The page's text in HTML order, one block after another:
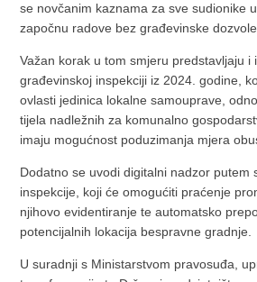
se novčanim kaznama za sve sudionike
započnu radove bez građevinske dozvole.
Važan korak u tom smjeru predstavljaju i
građevinskoj inspekciji iz 2024. godine,
ovlasti jedinica lokalne samouprave,
tijela nadležnih za komunalno
imaju mogućnost poduzimanja mjera
Dodatno se uvodi digitalni nadzor putem
inspekcije, koji će omogućiti praćenje
njihovo evidentiranje te automatsko
potencijalnih lokacija bespravne gradnje.
U suradnji s Ministarstvom pravosuđa,